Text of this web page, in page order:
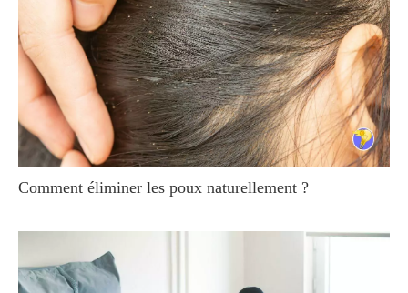
Comment éliminer les poux naturellement ?